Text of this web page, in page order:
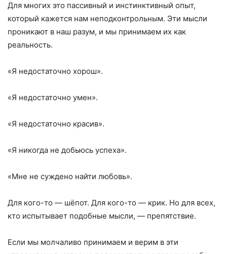
Для многих это пассивный и инстинктивный опыт,
который кажется нам неподконтрольным. Эти мысли
проникают в наш разум, и мы принимаем их как
реальность.
«Я недостаточно хорош».
«Я недостаточно умен».
«Я недостаточно красив».
«Я никогда не добьюсь успеха».
«Мне не суждено найти любовь».
Для кого-то — шёпот. Для кого-то — крик. Но для всех,
кто испытывает подобные мысли, — препятствие.
Если мы молчаливо принимаем и верим в эти